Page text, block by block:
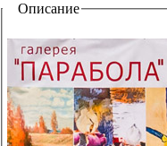
Отображение на
Описание